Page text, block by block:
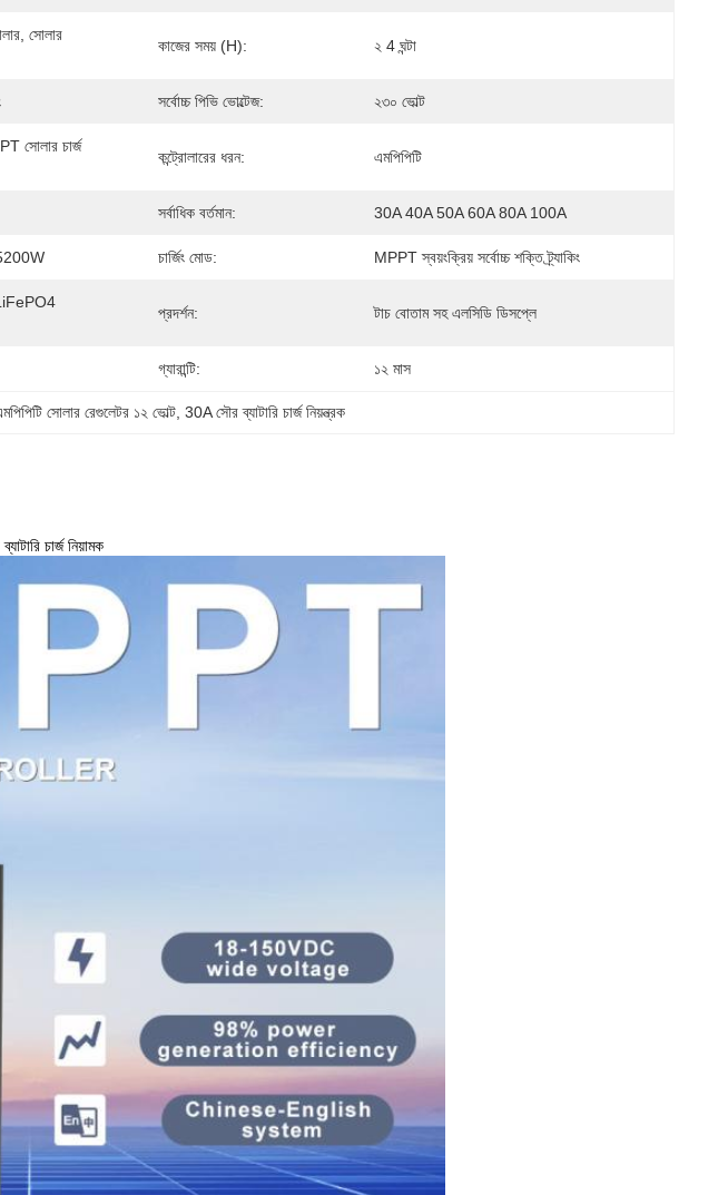
সোলার
কাজের সময় (h): ২ 4 ঘন্টা
সর্বোচ্চ পিভি ভোল্টেজ: ২৩০ ভোল্ট
সোলার চার্জ
কন্ট্রোলারের ধরন: এমপিপিটি
সর্বাধিক বর্তমান: 30A 40A 50A 60A 80A 100A
চার্জিং মোড: MPPT স্বয়ংক্রিয় সর্বোচ্চ শক্তি ট্র্যাকিং
প্রদর্শন: টাচ বোতাম সহ এলসিডি ডিসপ্লে
গ্যারান্টি: ১২ মাস
সোলার রেগুলেটর ১২ ভোল্ট , 30A সৌর ব্যাটারি চার্জ নিয়ন্ত্রক
চার্জ নিয়ামক